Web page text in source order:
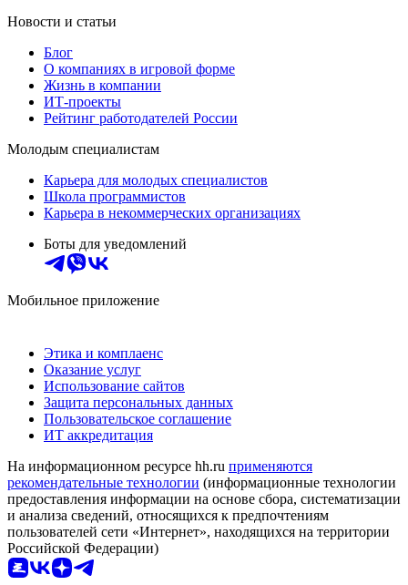
Новости и статьи
Блог
О компаниях в игровой форме
Жизнь в компании
ИТ-проекты
Рейтинг работодателей России
Молодым специалистам
Карьера для молодых специалистов
Школа программистов
Карьера в некоммерческих организациях
Боты для уведомлений
Мобильное приложение
Этика и комплаенс
Оказание услуг
Использование сайтов
Защита персональных данных
Пользовательское соглашение
ИТ аккредитация
На информационном ресурсе hh.ru применяются
рекомендательные технологии (информационные технологии
предоставления информации на основе сбора, систематизации
и анализа сведений, относящихся к предпочтениям
пользователей сети «Интернет», находящихся на территории
Российской Федерации)